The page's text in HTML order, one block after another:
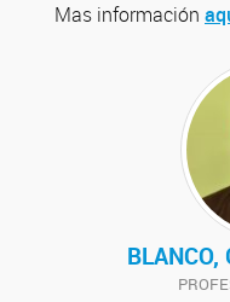
Mas información
BLANCO,